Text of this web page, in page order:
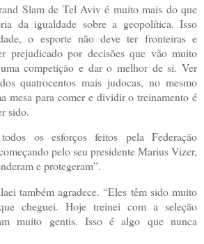
Slam de Tel Aviv é muito mais do que
da igualdade sobre a geopolítica. Isso
o esporte não deve ter fronteiras e
prejudicado por decisões que vão muito
competição e dar o melhor de si. Ver
quatrocentos mais judocas, no mesmo
mesa para comer e dividir o treinamento é
sido.
os esforços feitos pela Federação
pelo seu presidente Marius Vizer,
e protegeram”.
também agradece. “Eles têm sido muito
cheguei. Hoje treinei com a seleção
muito gentis. Isso é algo que nunca